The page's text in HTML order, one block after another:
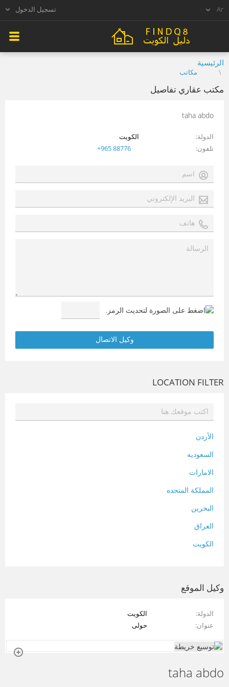
تسجيل الدخول
الرئيسية
مكاتب
مكتب عقاري تفاصيل
taha abdo
الدولة
الكويت
تلفون
+965 88776
LOCATION FILTER
الأردن
السعوديه
الامارات
المملكة المتحده
البحرين
العراق
الكويت
فلسطين
سوريا
تونس
وكيل الموقع
الدولة
الكويت
عنوان
حولى
taha abdo